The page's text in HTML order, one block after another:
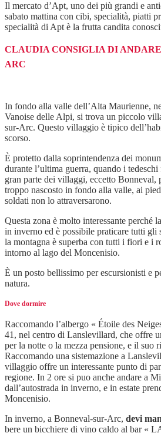
Il mercato d’Apt, uno dei più grandi e
sabato mattina con cibi, specialità, piatti
specialità di Apt è la frutta candita
CLAUDIA CONSIGLIA DI
ARC
In fondo alla valle dell’Alta Maurienne,
Vanoise delle Alpi, si trova un piccolo
sur-Arc. Questo villaggio è tipico
scorso.
È protetto dalla soprintendenza dei
durante l’ultima guerra, quando i
gran parte dei villaggi, eccetto Bonneval,
troppo nascosto in fondo alla valle, ai
soldati non lo attraversarono.
Questa zona è molto interessante perché
in inverno ed è possibile praticare tutti gli
la montagna è superba con tutti i fiori e i
intorno al lago del Moncenisio.
È un posto bellissimo per escursionisti e
natura.
Dove dormire
Raccomando l’albergo « Étoile des
41, nel centro di Lanslevillard, che offre
per la notte o la mezza pensione, e il suo
Raccomando una sistemazione a
villaggio offre un interessante punto di
regione. In 2 ore si puo anche andare a
dall’autostrada in inverno, e in estate
Moncenisio.
In inverno, a Bonneval-sur-Arc, devi
bere un bicchiere di vino caldo al bar «